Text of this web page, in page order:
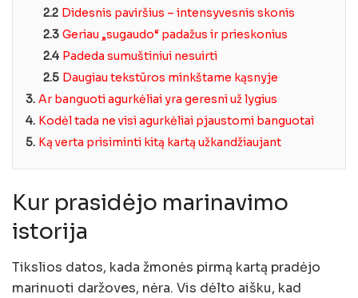
2.2 Didesnis paviršius – intensyvesnis skonis
2.3 Geriau „sugaudo“ padažus ir prieskonius
2.4 Padeda sumuštiniui nesuirti
2.5 Daugiau tekstūros minkštame kąsnyje
3. Ar banguoti agurkėliai yra geresni už lygius
4. Kodėl tada ne visi agurkėliai pjaustomi banguotai
5. Ką verta prisiminti kitą kartą užkandžiaujant
Kur prasidėjo marinavimo
istorija
Tikslios datos, kada žmonės pirmą kartą pradėjo
marinuoti daržoves, nėra. Vis dėlto aišku, kad